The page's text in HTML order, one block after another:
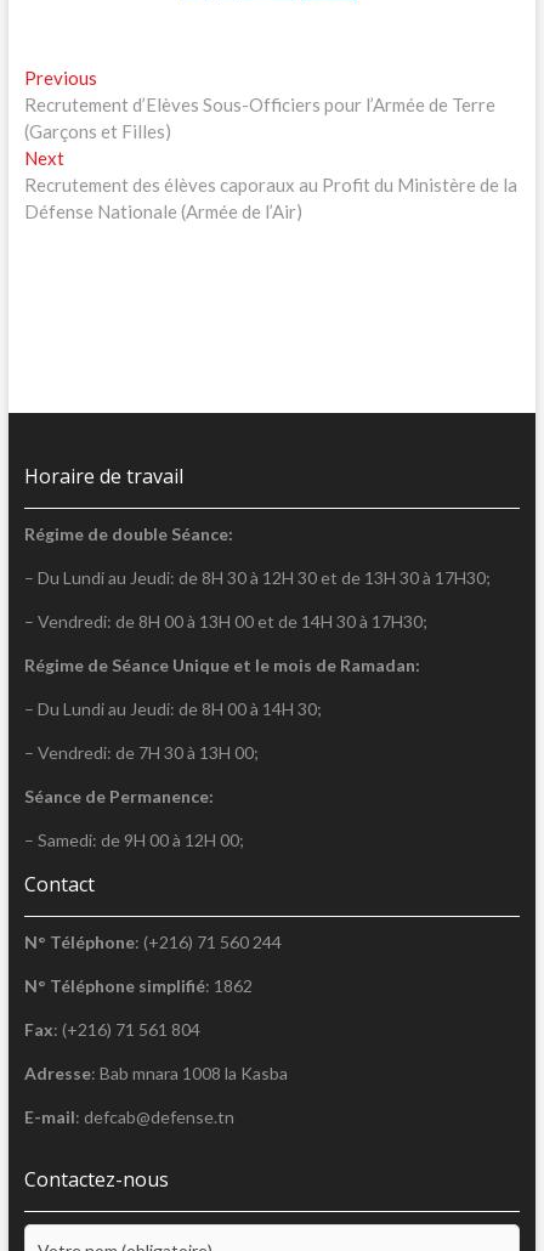
Navigation
de
l’article
PreviousPrevious
post:
Recrutement d’Elèves Sous-Officiers pour l’Armée de Terre
(Garçons et Filles)
NextNext
post:
Recrutement des élèves caporaux au Profit du Ministère de la
Défense Nationale (Armée de l’Air)
Horaire de travail
Régime de double Séance:
– Du Lundi au Jeudi: de 8H 30 à 12H 30 et de 13H 30 à 17H30;
– Vendredi: de 8H 00 à 13H 00 et de 14H 30 à 17H30;
Régime de Séance Unique et le mois de Ramadan:
– Du Lundi au Jeudi: de 8H 00 à 14H 30;
– Vendredi: de 7H 30 à 13H 00;
Séance de Permanence:
– Samedi: de 9H 00 à 12H 00;
Contact
N° Téléphone: (+216) 71 560 244
N° Téléphone simplifié: 1862
Fax: (+216) 71 561 804
Adresse: Bab mnara 1008 la Kasba
E-mail: defcab@defense.tn
Contactez-nous